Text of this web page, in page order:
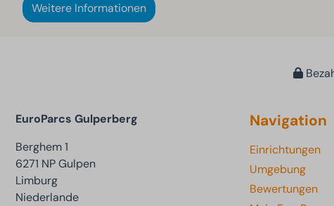
Weitere Informationen
EuroParcs Gulperberg
Berghem 1
6271 NP Gulpen
Limburg
Niederlande
Navigation
Einrichtungen
Umgebung
Bewertungen